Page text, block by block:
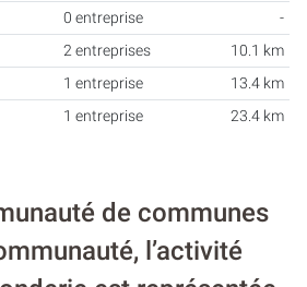
0 entreprise
-
2 entreprises
10.1 km
1 entreprise
13.4 km
1 entreprise 23.4 km
de communes
l’activité